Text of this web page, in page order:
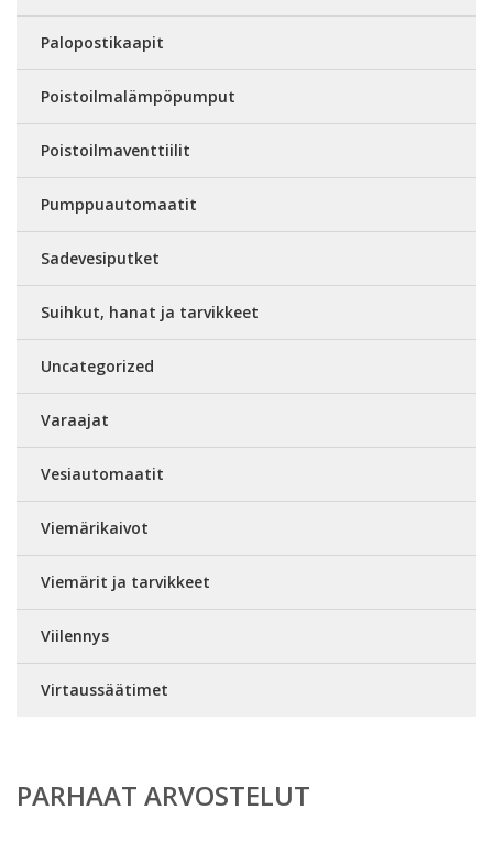
Palopostikaapit
Poistoilmalämpöpumput
Poistoilmaventtiilit
Pumppuautomaatit
Sadevesiputket
Suihkut, hanat ja tarvikkeet
Uncategorized
Varaajat
Vesiautomaatit
Viemärikaivot
Viemärit ja tarvikkeet
Viilennys
Virtaussäätimet
PARHAAT ARVOSTELUT